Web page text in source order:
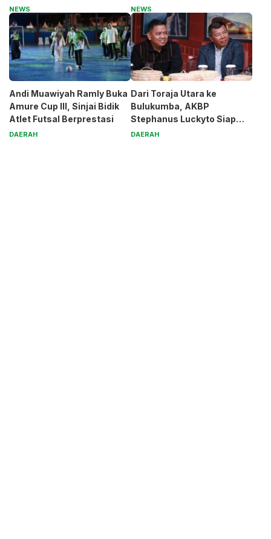
Generasi Muda
NEWS
Magnet
NEWS
Andi Muawiyah Ramly Buka
Amure Cup III, Sinjai Bidik
Atlet Futsal Berprestasi
DAERAH
Dari Toraja Utara ke
Bulukumba, AKBP
Stephanus Luckyto Siap
Jaga Kamtibmas
DAERAH